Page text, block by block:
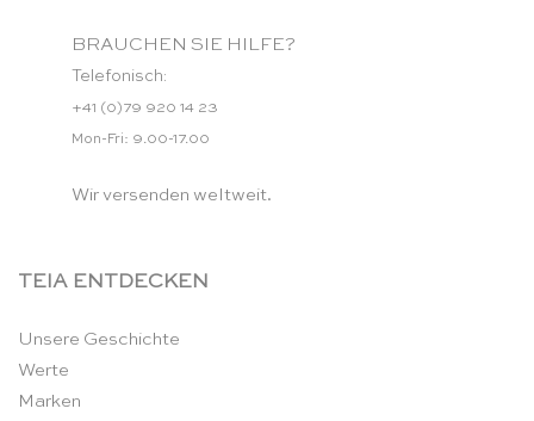
BRAUCHEN SIE HILFE?
Telefonisch:
+41 (0)79 920 14 23
Mon-Fri: 9.00-17.00
Wir versenden weltweit.
TEIA ENTDECKEN
Unsere Geschichte
Werte
Marken